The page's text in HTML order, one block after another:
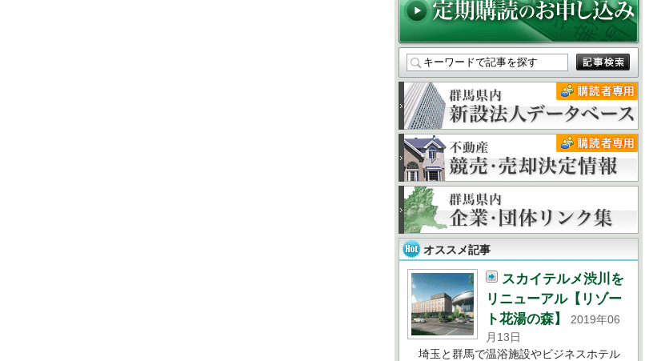
オススメ記事
スカイテルメ渋川を
リニューアル【リゾー
ト花湯の森】
2019年06
月13日
埼玉と群馬で温浴施設やビジネスホテル